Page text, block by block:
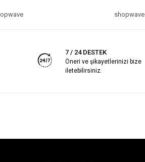
shopwave
7 / 24 DESTEK
Öneri ve şikayetlerinizi bize
iletebilirsiniz.